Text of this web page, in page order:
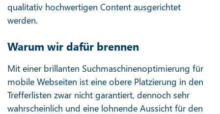
qualitativ hochwertigen Content ausgerichtet
werden.
Warum wir dafür brennen
Mit einer brillanten Suchmaschinenoptimierung für
mobile Webseiten ist eine obere Platzierung in den
Trefferlisten zwar nicht garantiert, dennoch sehr
wahrscheinlich und eine lohnende Aussicht für den